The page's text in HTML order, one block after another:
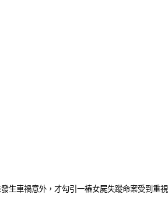
生車禍意外，才勾引一樁女屍失蹤命案受到